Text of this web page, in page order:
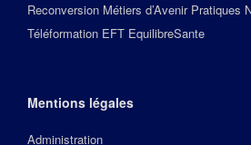
Reconversion Métiers d’Avenir Pratiques
Téléformation EFT EquilibreSante
Mentions légales
Administration